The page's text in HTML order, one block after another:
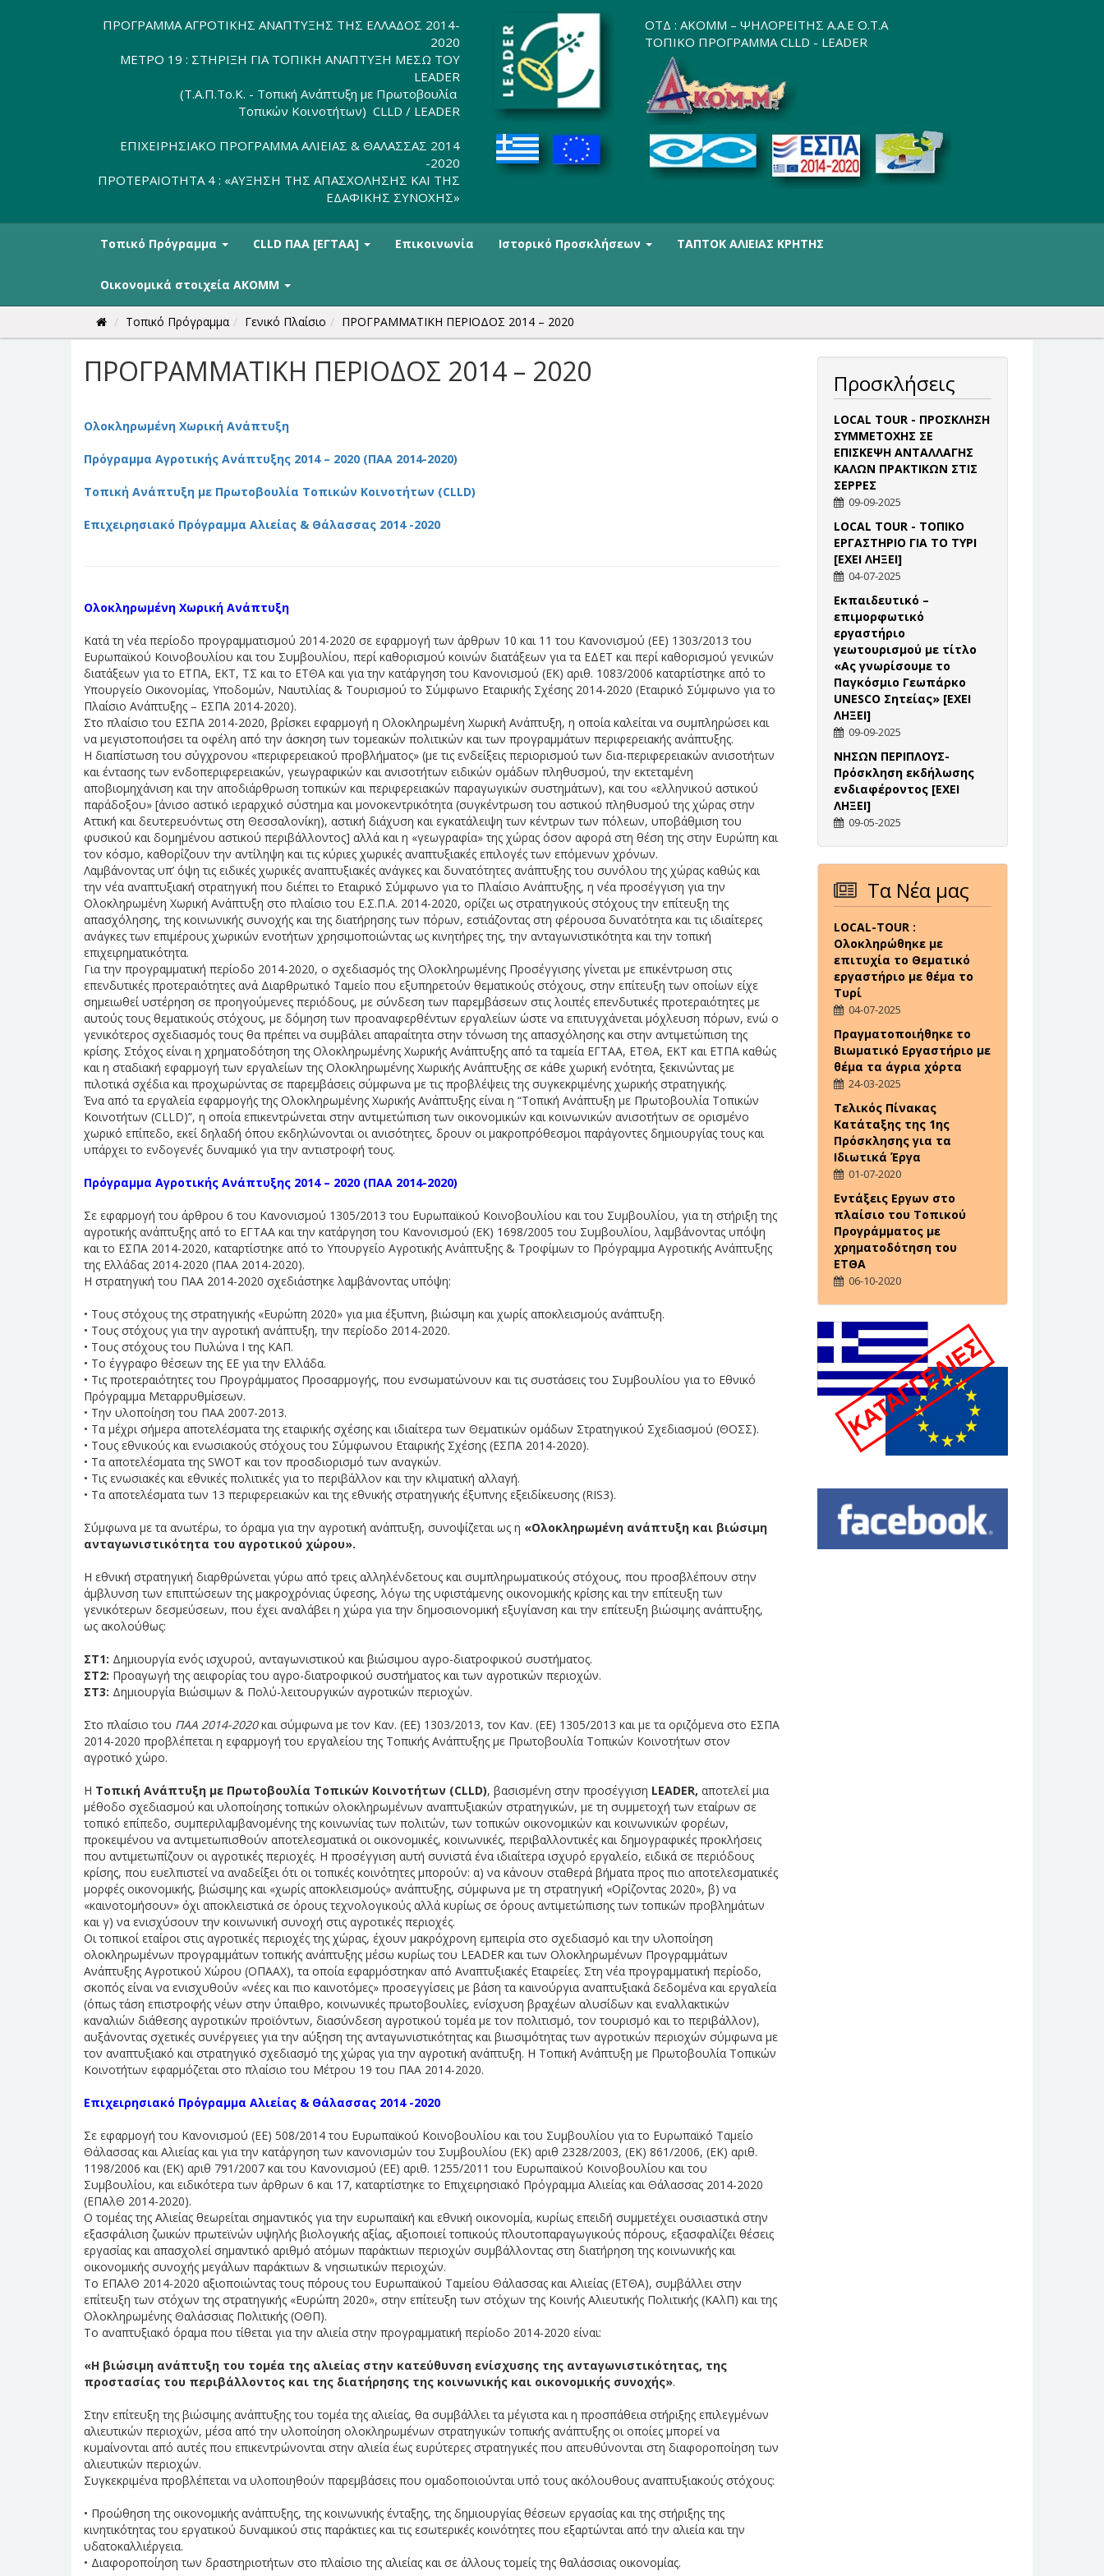
ΠΡΟΓΡΑΜΜΑ ΑΓΡΟΤΙΚΗΣ ΑΝΑΠΤΥΞΗΣ ΤΗΣ ΕΛΛΑΔΟΣ 2014-
2020
ΜΕΤΡΟ 19 : ΣΤΗΡΙΞΗ ΓΙΑ ΤΟΠΙΚΗ ΑΝΑΠΤΥΞΗ ΜΕΣΩ ΤΟΥ
LEADER
(Τ.Α.Π.Το.Κ. - Τοπική Ανάπτυξη με Πρωτοβουλία
Τοπικών Κοινοτήτων) CLLD / LEADER
ΕΠΙΧΕΙΡΗΣΙΑΚΟ ΠΡΟΓΡΑΜΜΑ ΑΛΙΕΙΑΣ & ΘΑΛΑΣΣΑΣ 2014
-2020
ΠΡΟΤΕΡΑΙΟΤΗΤΑ 4 : «ΑΥΞΗΣΗ ΤΗΣ ΑΠΑΣΧΟΛΗΣΗΣ ΚΑΙ ΤΗΣ
ΕΔΑΦΙΚΗΣ ΣΥΝΟΧΗΣ»
ΟΤΔ : AKOMM – ΨΗΛΟΡΕΙΤΗΣ Α.Α.Ε Ο.Τ.Α
ΤΟΠΙΚΟ ΠΡΟΓΡΑΜΜΑ CLLD - LEADER
Τοπικό Πρόγραμμα CLLD ΠΑΑ [ΕΓΤΑΑ] Επικοινωνία Ιστορικό Προσκλήσεων ΤΑΠΤΟΚ ΑΛΙΕΙΑΣ ΚΡΗΤΗΣ
Οικονομικά στοιχεία ΑΚΟΜΜ
Τοπικό Πρόγραμμα Γενικό Πλαίσιο ΠΡΟΓΡΑΜΜΑΤΙΚΗ ΠΕΡΙΟΔΟΣ 2014 – 2020
ΠΡΟΓΡΑΜΜΑΤΙΚΗ ΠΕΡΙΟΔΟΣ 2014 – 2020
Ολοκληρωμένη Χωρική Ανάπτυξη
Πρόγραμμα Αγροτικής Ανάπτυξης 2014 – 2020 (ΠΑΑ 2014-2020)
Τοπική Ανάπτυξη με Πρωτοβουλία Τοπικών Κοινοτήτων (CLLD)
Επιχειρησιακό Πρόγραμμα Αλιείας & Θάλασσας 2014 -2020
Ολοκληρωμένη Χωρική Ανάπτυξη
Κατά τη νέα περίοδο προγραμματισμού 2014-2020 σε εφαρμογή των άρθρων 10 και 11 του Κανονισμού (ΕΕ) 1303/2013 του
Ευρωπαϊκού Κοινοβουλίου και του Συμβουλίου, περί καθορισμού κοινών διατάξεων για τα ΕΔΕΤ και περί καθορισμού γενικών
διατάξεων για το ΕΤΠΑ, ΕΚΤ, ΤΣ και το ΕΤΘΑ και για την κατάργηση του Κανονισμού (ΕΚ) αριθ. 1083/2006 καταρτίστηκε από το
Υπουργείο Οικονομίας, Υποδομών, Ναυτιλίας & Τουρισμού το Σύμφωνο Εταιρικής Σχέσης 2014-2020 (Εταιρικό Σύμφωνο για το
Πλαίσιο Ανάπτυξης – ΕΣΠΑ 2014-2020).
Στο πλαίσιο του ΕΣΠΑ 2014-2020, βρίσκει εφαρμογή η Ολοκληρωμένη Χωρική Ανάπτυξη, η οποία καλείται να συμπληρώσει και
να μεγιστοποιήσει τα οφέλη από την άσκηση των τομεακών πολιτικών και των προγραμμάτων περιφερειακής ανάπτυξης.
Η διαπίστωση του σύγχρονου «περιφερειακού προβλήματος» (με τις ενδείξεις περιορισμού των δια-περιφερειακών ανισοτήτων
και έντασης των ενδοπεριφερειακών, γεωγραφικών και ανισοτήτων ειδικών ομάδων πληθυσμού, την εκτεταμένη
αποβιομηχάνιση και την αποδιάρθρωση τοπικών και περιφερειακών παραγωγικών συστημάτων), και του «ελληνικού αστικού
παράδοξου» [άνισο αστικό ιεραρχικό σύστημα και μονοκεντρικότητα (συγκέντρωση του αστικού πληθυσμού της χώρας στην
Αττική και δευτερευόντως στη Θεσσαλονίκη), αστική διάχυση και εγκατάλειψη των κέντρων των πόλεων, υποβάθμιση του
φυσικού και δομημένου αστικού περιβάλλοντος] αλλά και η «γεωγραφία» της χώρας όσον αφορά στη θέση της στην Ευρώπη και
τον κόσμο, καθορίζουν την αντίληψη και τις κύριες χωρικές αναπτυξιακές επιλογές των επόμενων χρόνων.
Λαμβάνοντας υπ’ όψη τις ειδικές χωρικές αναπτυξιακές ανάγκες και δυνατότητες ανάπτυξης του συνόλου της χώρας καθώς και
την νέα αναπτυξιακή στρατηγική που διέπει το Εταιρικό Σύμφωνο για το Πλαίσιο Ανάπτυξης, η νέα προσέγγιση για την
Ολοκληρωμένη Χωρική Ανάπτυξη στο πλαίσιο του Ε.Σ.Π.Α. 2014-2020, ορίζει ως στρατηγικούς στόχους την επίτευξη της
απασχόλησης, της κοινωνικής συνοχής και της διατήρησης των πόρων, εστιάζοντας στη φέρουσα δυνατότητα και τις ιδιαίτερες
ανάγκες των επιμέρους χωρικών ενοτήτων χρησιμοποιώντας ως κινητήρες της, την ανταγωνιστικότητα και την τοπική
επιχειρηματικότητα.
Για την προγραμματική περίοδο 2014-2020, ο σχεδιασμός της Ολοκληρωμένης Προσέγγισης γίνεται με επικέντρωση στις
επενδυτικές προτεραιότητες ανά Διαρθρωτικό Ταμείο που εξυπηρετούν θεματικούς στόχους, στην επίτευξη των οποίων είχε
σημειωθεί υστέρηση σε προηγούμενες περιόδους, με σύνδεση των παρεμβάσεων στις λοιπές επενδυτικές προτεραιότητες με
αυτούς τους θεματικούς στόχους, με δόμηση των προαναφερθέντων εργαλείων ώστε να επιτυγχάνεται μόχλευση πόρων, ενώ ο
γενικότερος σχεδιασμός τους θα πρέπει να συμβάλει απαραίτητα στην τόνωση της απασχόλησης και στην αντιμετώπιση της
κρίσης. Στόχος είναι η χρηματοδότηση της Ολοκληρωμένης Χωρικής Ανάπτυξης από τα ταμεία ΕΓΤΑΑ, ΕΤΘΑ, ΕΚΤ και ΕΤΠΑ καθώς
και η σταδιακή εφαρμογή των εργαλείων της Ολοκληρωμένης Χωρικής Ανάπτυξης σε κάθε χωρική ενότητα, ξεκινώντας με
πιλοτικά σχέδια και προχωρώντας σε παρεμβάσεις σύμφωνα με τις προβλέψεις της συγκεκριμένης χωρικής στρατηγικής.
Ένα από τα εργαλεία εφαρμογής της Ολοκληρωμένης Χωρικής Ανάπτυξης είναι η “Τοπική Ανάπτυξη με Πρωτοβουλία Τοπικών
Κοινοτήτων (CLLD)”, η οποία επικεντρώνεται στην αντιμετώπιση των οικονομικών και κοινωνικών ανισοτήτων σε ορισμένο
χωρικό επίπεδο, εκεί δηλαδή όπου εκδηλώνονται οι ανισότητες, δρουν οι μακροπρόθεσμοι παράγοντες δημιουργίας τους και
υπάρχει το ενδογενές δυναμικό για την αντιστροφή τους.
Πρόγραμμα Αγροτικής Ανάπτυξης 2014 – 2020 (ΠΑΑ 2014-2020)
Σε εφαρμογή του άρθρου 6 του Κανονισμού 1305/2013 του Ευρωπαϊκού Κοινοβουλίου και του Συμβουλίου, για τη στήριξη της
αγροτικής ανάπτυξης από το ΕΓΤΑΑ και την κατάργηση του Κανονισμού (ΕΚ) 1698/2005 του Συμβουλίου, λαμβάνοντας υπόψη
και το ΕΣΠΑ 2014-2020, καταρτίστηκε από το Υπουργείο Αγροτικής Ανάπτυξης & Τροφίμων το Πρόγραμμα Αγροτικής Ανάπτυξης
της Ελλάδας 2014-2020 (ΠΑΑ 2014-2020).
Η στρατηγική του ΠΑΑ 2014-2020 σχεδιάστηκε λαμβάνοντας υπόψη:
• Τους στόχους της στρατηγικής «Ευρώπη 2020» για μια έξυπνη, βιώσιμη και χωρίς αποκλεισμούς ανάπτυξη.
• Τους στόχους για την αγροτική ανάπτυξη, την περίοδο 2014-2020.
• Τους στόχους του Πυλώνα Ι της ΚΑΠ.
• Το έγγραφο θέσεων της ΕΕ για την Ελλάδα.
• Τις προτεραιότητες του Προγράμματος Προσαρμογής, που ενσωματώνουν και τις συστάσεις του Συμβουλίου για το Εθνικό
Πρόγραμμα Μεταρρυθμίσεων.
• Την υλοποίηση του ΠΑΑ 2007-2013.
• Τα μέχρι σήμερα αποτελέσματα της εταιρικής σχέσης και ιδιαίτερα των Θεματικών ομάδων Στρατηγικού Σχεδιασμού (ΘΟΣΣ).
• Τους εθνικούς και ενωσιακούς στόχους του Σύμφωνου Εταιρικής Σχέσης (ΕΣΠΑ 2014-2020).
• Τα αποτελέσματα της SWOT και τον προσδιορισμό των αναγκών.
• Τις ενωσιακές και εθνικές πολιτικές για το περιβάλλον και την κλιματική αλλαγή.
• Τα αποτελέσματα των 13 περιφερειακών και της εθνικής στρατηγικής έξυπνης εξειδίκευσης (RIS3).
Σύμφωνα με τα ανωτέρω, το όραμα για την αγροτική ανάπτυξη, συνοψίζεται ως η «Ολοκληρωμένη ανάπτυξη και βιώσιμη
ανταγωνιστικότητα του αγροτικού χώρου».
Η εθνική στρατηγική διαρθρώνεται γύρω από τρεις αλληλένδετους και συμπληρωματικούς στόχους, που προσβλέπουν στην
άμβλυνση των επιπτώσεων της μακροχρόνιας ύφεσης, λόγω της υφιστάμενης οικονομικής κρίσης και την επίτευξη των
γενικότερων δεσμεύσεων, που έχει αναλάβει η χώρα για την δημοσιονομική εξυγίανση και την επίτευξη βιώσιμης ανάπτυξης,
ως ακολούθως:
ΣΤ1: Δημιουργία ενός ισχυρού, ανταγωνιστικού και βιώσιμου αγρο-διατροφικού συστήματος.
ΣΤ2: Προαγωγή της αειφορίας του αγρο-διατροφικού συστήματος και των αγροτικών περιοχών.
ΣΤ3: Δημιουργία Βιώσιμων & Πολύ-λειτουργικών αγροτικών περιοχών.
Στο πλαίσιο του ΠΑΑ 2014-2020και σύμφωνα με τον Καν. (ΕΕ) 1303/2013, τον Καν. (ΕΕ) 1305/2013 και με τα οριζόμενα στο ΕΣΠΑ
2014-2020 προβλέπεται η εφαρμογή του εργαλείου της Τοπικής Ανάπτυξης με Πρωτοβουλία Τοπικών Κοινοτήτων στον
αγροτικό χώρο.
Η Τοπική Ανάπτυξη με Πρωτοβουλία Τοπικών Κοινοτήτων (CLLD), βασισμένη στην προσέγγιση LEADER, αποτελεί μια
μέθοδο σχεδιασμού και υλοποίησης τοπικών ολοκληρωμένων αναπτυξιακών στρατηγικών, με τη συμμετοχή των εταίρων σε
τοπικό επίπεδο, συμπεριλαμβανομένης της κοινωνίας των πολιτών, των τοπικών οικονομικών και κοινωνικών φορέων,
προκειμένου να αντιμετωπισθούν αποτελεσματικά οι οικονομικές, κοινωνικές, περιβαλλοντικές και δημογραφικές προκλήσεις
που αντιμετωπίζουν οι αγροτικές περιοχές. Η προσέγγιση αυτή συνιστά ένα ιδιαίτερα ισχυρό εργαλείο, ειδικά σε περιόδους
κρίσης, που ευελπιστεί να αναδείξει ότι οι τοπικές κοινότητες μπορούν: α) να κάνουν σταθερά βήματα προς πιο αποτελεσματικές
μορφές οικονομικής, βιώσιμης και «χωρίς αποκλεισμούς» ανάπτυξης, σύμφωνα με τη στρατηγική «Ορίζοντας 2020», β) να
«καινοτομήσουν» όχι αποκλειστικά σε όρους τεχνολογικούς αλλά κυρίως σε όρους αντιμετώπισης των τοπικών προβλημάτων
και γ) να ενισχύσουν την κοινωνική συνοχή στις αγροτικές περιοχές.
Οι τοπικοί εταίροι στις αγροτικές περιοχές της χώρας, έχουν μακρόχρονη εμπειρία στο σχεδιασμό και την υλοποίηση
ολοκληρωμένων προγραμμάτων τοπικής ανάπτυξης μέσω κυρίως του LEADER και των Ολοκληρωμένων Προγραμμάτων
Ανάπτυξης Αγροτικού Χώρου (ΟΠΑΑΧ), τα οποία εφαρμόστηκαν από Αναπτυξιακές Εταιρείες. Στη νέα προγραμματική περίοδο,
σκοπός είναι να ενισχυθούν «νέες και πιο καινοτόμες» προσεγγίσεις με βάση τα καινούργια αναπτυξιακά δεδομένα και εργαλεία
(όπως τάση επιστροφής νέων στην ύπαιθρο, κοινωνικές πρωτοβουλίες, ενίσχυση βραχέων αλυσίδων και εναλλακτικών
καναλιών διάθεσης αγροτικών προϊόντων, διασύνδεση αγροτικού τομέα με τον πολιτισμό, τον τουρισμό και το περιβάλλον),
αυξάνοντας σχετικές συνέργειες για την αύξηση της ανταγωνιστικότητας και βιωσιμότητας των αγροτικών περιοχών σύμφωνα με
τον αναπτυξιακό και στρατηγικό σχεδιασμό της χώρας για την αγροτική ανάπτυξη. Η Τοπική Ανάπτυξη με Πρωτοβουλία Τοπικών
Κοινοτήτων εφαρμόζεται στο πλαίσιο του Μέτρου 19 του ΠΑΑ 2014-2020.
Επιχειρησιακό Πρόγραμμα Αλιείας & Θάλασσας 2014 -2020
Σε εφαρμογή του Κανονισμού (ΕΕ) 508/2014 του Ευρωπαϊκού Κοινοβουλίου και του Συμβουλίου για το Ευρωπαϊκό Ταμείο
Θάλασσας και Αλιείας και για την κατάργηση των κανονισμών του Συμβουλίου (ΕΚ) αριθ 2328/2003, (ΕΚ) 861/2006, (ΕΚ) αριθ.
1198/2006 και (ΕΚ) αριθ 791/2007 και του Κανονισμού (ΕΕ) αριθ. 1255/2011 του Ευρωπαϊκού Κοινοβουλίου και του
Συμβουλίου, και ειδικότερα των άρθρων 6 και 17, καταρτίστηκε το Επιχειρησιακό Πρόγραμμα Αλιείας και Θάλασσας 2014-2020
(ΕΠΑλΘ 2014-2020).
Ο τομέας της Αλιείας θεωρείται σημαντικός για την ευρωπαϊκή και εθνική οικονομία, κυρίως επειδή συμμετέχει ουσιαστικά στην
εξασφάλιση ζωικών πρωτεϊνών υψηλής βιολογικής αξίας, αξιοποιεί τοπικούς πλουτοπαραγωγικούς πόρους, εξασφαλίζει θέσεις
εργασίας και απασχολεί σημαντικό αριθμό ατόμων παράκτιων περιοχών συμβάλλοντας στη διατήρηση της κοινωνικής και
οικονομικής συνοχής μεγάλων παράκτιων & νησιωτικών περιοχών.
Το ΕΠΑλΘ 2014-2020 αξιοποιώντας τους πόρους του Ευρωπαϊκού Ταμείου Θάλασσας και Αλιείας (ΕΤΘΑ), συμβάλλει στην
επίτευξη των στόχων της στρατηγικής «Ευρώπη 2020», στην επίτευξη των στόχων της Κοινής Αλιευτικής Πολιτικής (ΚΑλΠ) και της
Ολοκληρωμένης Θαλάσσιας Πολιτικής (ΟΘΠ).
Το αναπτυξιακό όραμα που τίθεται για την αλιεία στην προγραμματική περίοδο 2014-2020 είναι:
«Η βιώσιμη ανάπτυξη του τομέα της αλιείας στην κατεύθυνση ενίσχυσης της ανταγωνιστικότητας, της
προστασίας του περιβάλλοντος και της διατήρησης της κοινωνικής και οικονομικής συνοχής».
Στην επίτευξη της βιώσιμης ανάπτυξης του τομέα της αλιείας, θα συμβάλλει τα μέγιστα και η προσπάθεια στήριξης επιλεγμένων
αλιευτικών περιοχών, μέσα από την υλοποίηση ολοκληρωμένων στρατηγικών τοπικής ανάπτυξης οι οποίες μπορεί να
κυμαίνονται από αυτές που επικεντρώνονται στην αλιεία έως ευρύτερες στρατηγικές που απευθύνονται στη διαφοροποίηση των
αλιευτικών περιοχών.
Συγκεκριμένα προβλέπεται να υλοποιηθούν παρεμβάσεις που ομαδοποιούνται υπό τους ακόλουθους αναπτυξιακούς στόχους:
• Προώθηση της οικονομικής ανάπτυξης, της κοινωνικής ένταξης, της δημιουργίας θέσεων εργασίας και της στήριξης της
κινητικότητας του εργατικού δυναμικού στις παράκτιες και τις εσωτερικές κοινότητες που εξαρτώνται από την αλιεία και την
υδατοκαλλιέργεια.
• Διαφοροποίηση των δραστηριοτήτων στο πλαίσιο της αλιείας και σε άλλους τομείς της θαλάσσιας οικονομίας.
Προσκλήσεις
LOCAL TOUR - ΠΡΟΣΚΛΗΣΗ
ΣΥΜΜΕΤΟΧΗΣ ΣΕ
ΕΠΙΣΚΕΨΗ ΑΝΤΑΛΛΑΓΗΣ
ΚΑΛΩΝ ΠΡΑΚΤΙΚΩΝ ΣΤΙΣ
ΣΕΡΡΕΣ
09-09-2025
LOCAL TOUR - ΤΟΠΙΚΟ
ΕΡΓΑΣΤΗΡΙΟ ΓΙΑ ΤΟ ΤΥΡΙ
[ΕΧΕΙ ΛΗΞΕΙ]
04-07-2025
Εκπαιδευτικό –
επιμορφωτικό
εργαστήριο
γεωτουρισμού με τίτλο
«Ας γνωρίσουμε το
Παγκόσμιο Γεωπάρκο
UNESCO Σητείας» [ΕΧΕΙ
ΛΗΞΕΙ]
09-09-2025
ΝΗΣΩΝ ΠΕΡΙΠΛΟΥΣ-
Πρόσκληση εκδήλωσης
ενδιαφέροντος [ΕΧΕΙ
ΛΗΞΕΙ]
09-05-2025
Τα Νέα μας
LOCAL-TOUR :
Ολοκληρώθηκε με
επιτυχία το Θεματικό
εργαστήριο με θέμα το
Τυρί
04-07-2025
Πραγματοποιήθηκε το
Βιωματικό Εργαστήριο με
θέμα τα άγρια χόρτα
24-03-2025
Τελικός Πίνακας
Κατάταξης της 1ης
Πρόσκλησης για τα
Ιδιωτικά Έργα
01-07-2020
Εντάξεις Εργων στο
πλαίσιο του Τοπικού
Προγράμματος με
χρηματοδότηση του
ΕΤΘΑ
06-10-2020